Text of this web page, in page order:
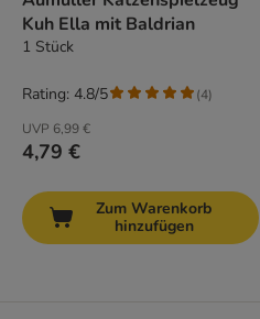
Kuh Ella mit Baldrian
1 Stück
UVP 6,99 €
4,79 €
Rating: 4.8/5 (4)
Zum Warenkorb
hinzufügen